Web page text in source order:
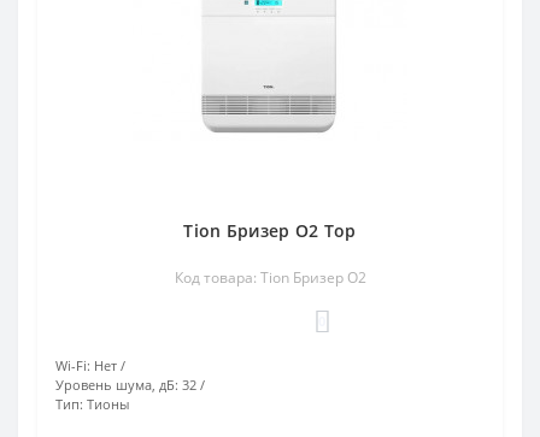
Tion Бризер O2 Top
Код товара: Tion Бризер O2
Wi-Fi: Нет
Уровень шума, дБ: 32
Тип: Тионы